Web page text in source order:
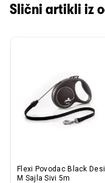
Slični artikli iz
Flexi Povodac Black
M Sajla Sivi 5m